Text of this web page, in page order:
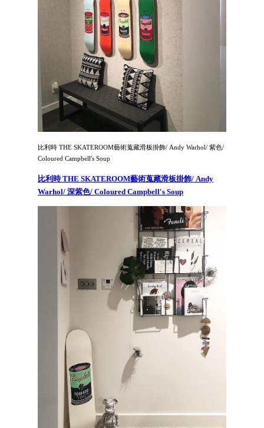
比利時 THE SKATEROOM藝術蒐藏滑板掛飾/ Andy Warhol/ 紫色/
Coloured Campbell's Soup
比利時 THE SKATEROOM藝術蒐藏滑板掛飾/ Andy
Warhol/ 深紫色/ Coloured Campbell's Soup